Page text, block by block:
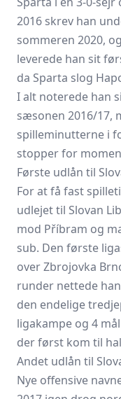
2016 skrev han
sommeren 2020,
leverede han sit
da Sparta slog
I alt noterede han
sæsonen 2016/17,
spilleminutterne i
stopper for
Første udlån til
For at få fast
udlejet til Slovan
mod Příbram og
sub. Den første
over Zbrojovka
runder nettede
den endelige
ligakampe og 4
der først kom til
Andet udlån til
Nye offensive